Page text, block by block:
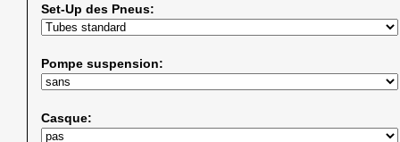
Set-Up des Pneus:
Pompe suspension:
Casque: